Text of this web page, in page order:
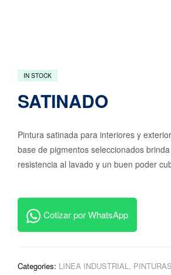
IN STOCK
SATINADO
Pintura satinada para interiores y
base de pigmentos seleccionados
resistencia al lavado y un buen poder
Cotizar por WhatsApp
Categories: LINEA INDUSTRIAL,